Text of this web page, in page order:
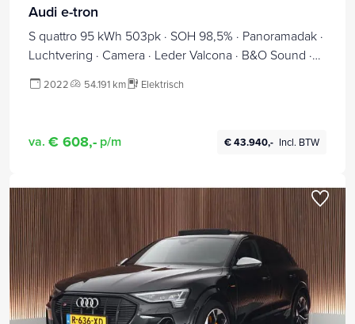
Audi e-tron
S quattro 95 kWh 503pk · SOH 98,5% · Panoramadak ·
Luchtvering · Camera · Leder Valcona · B&O Sound ·
2022 54.191 km Elektrisch
va. € 608,- p/m € 43.940,- Incl. BTW